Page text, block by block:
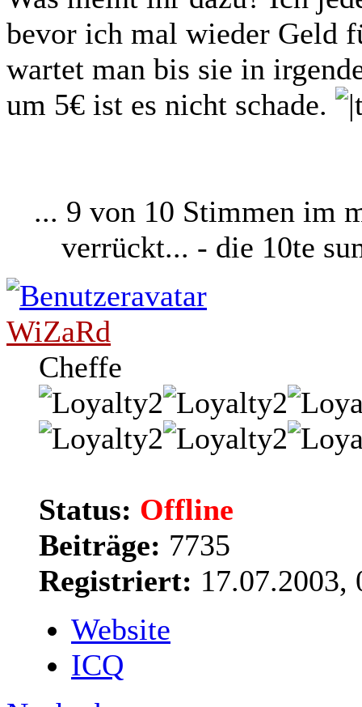
bevor ich mal wieder Geld
wartet man bis sie in
um 5€ ist es nicht schade.
... 9 von 10 Stimmen im
verrückt... - die 10te
WiZaRd
Cheffe
Status: Offline
Beiträge: 7735
Registriert: 17.07.2003,
Website
ICQ